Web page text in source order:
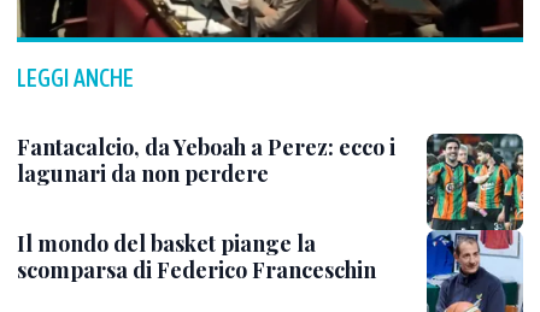
LEGGI ANCHE
Fantacalcio, da Yeboah a Perez: ecco i
lagunari da non perdere
Il mondo del basket piange la
scomparsa di Federico Franceschin